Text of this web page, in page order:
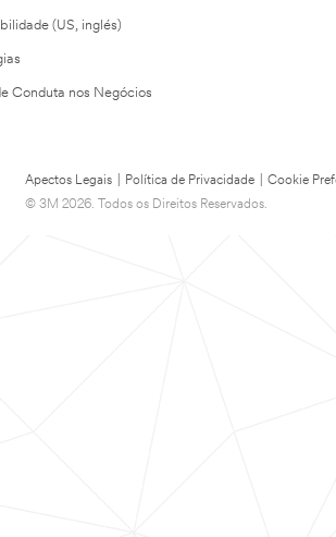
(US, inglés)
Conduta nos Negócios
Apectos Legais Política de Privacidade Cookie
© 3M 2026. Todos os Direitos Reservados.